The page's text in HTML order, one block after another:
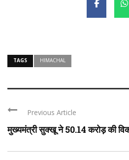
TAGS HIMACHAL
Previous Article
मुख्यमंत्री सुक्खू ने 50.14 करोड़ की